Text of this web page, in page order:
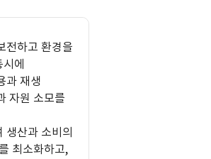
전하고 환경을
에
과 재생
자원 소모를
생산과 소비의
최소화하고,